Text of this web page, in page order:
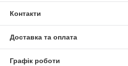
Контакти
Доставка та оплата
Графік роботи